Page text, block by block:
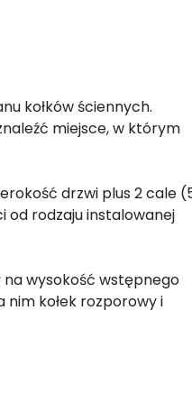
kołków ściennych.
miejsce, w którym
drzwi plus 2 cale
od rodzaju instalowanej
wysokość wstępnego
nim kołek rozporowy i